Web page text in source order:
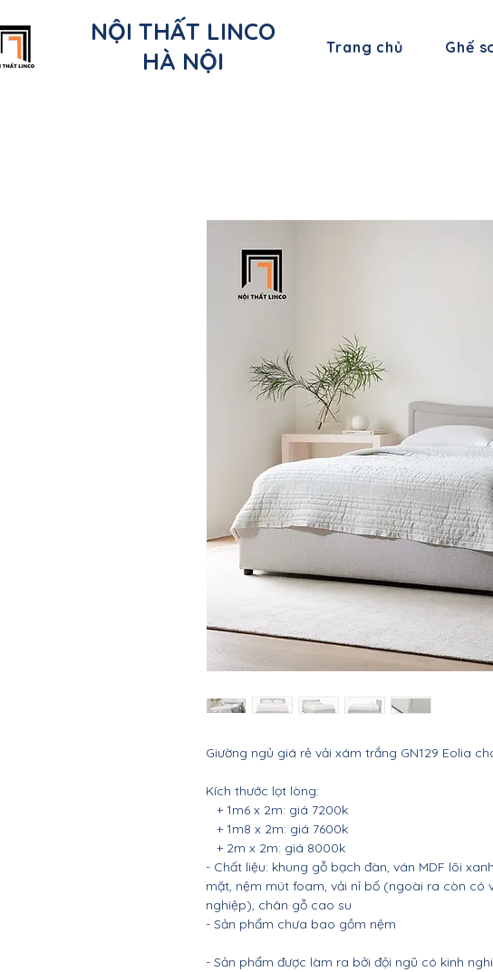
NỘI THẤT LINCO
HÀ NỘI
Trang chủ Ghế
Giường ngủ giá rẻ vải xám trắng GN129 Eolia
Kích thước lọt lòng:
+ 1m6 x 2m: giá 7200k
+ 1m8 x 2m: giá 7600k
+ 2m x 2m: giá 8000k
- Chất liệu: khung gỗ bạch đàn, ván MDF lõi
mặt, nệm mút foam, vải nỉ bố (ngoài ra còn có
nghiệp), chân gỗ cao su
- Sản phẩm chưa bao gồm nệm
- Sản phẩm được làm ra bởi đội ngũ có kinh